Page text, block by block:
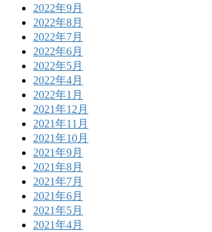
2022年9月
2022年8月
2022年7月
2022年6月
2022年5月
2022年4月
2022年1月
2021年12月
2021年11月
2021年10月
2021年9月
2021年8月
2021年7月
2021年6月
2021年5月
2021年4月